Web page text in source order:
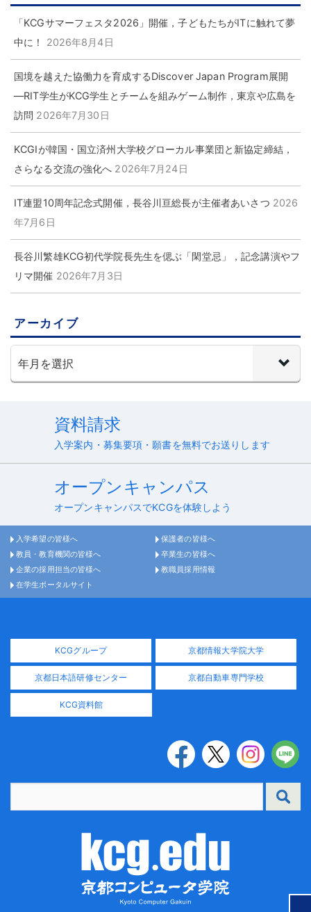
「KCGサマーフェスタ2026」開催，子どもたちがITに触れて夢
中に！
2026年8月4日
国境を越えた協働力を育成するDiscover Japan Program展開
―RIT学生がKCG学生とチームを組みゲーム制作，東京や広島を
訪問 2026年7月30日
KCGIが韓国・国立済州大学校グローカル事業団と新協定締結，
さらなる交流の強化へ 2026年7月24日
IT連盟10周年記念式開催，長谷川亘総長が主催者あいさつ 2026
年7月6日
長谷川繁雄KCG初代学院長先生を偲ぶ「閑堂忌」，記念講演やフ
リマ開催 2026年7月3日
アーカイブ
資料請求
入学案内・募集要項・願書を無料でお送りします
オープンキャンパス
オープンキャンパスでKCGを体験しよう
入学希望の皆様へ
保護者の皆様へ
教員・教育機関の皆様へ
卒業生の皆様へ
企業の採用担当の皆様へ
教職員採用情報
在学生ポータルサイト
KCGグループ 京都情報大学院大学
京都日本語研修センター 京都自動車専門学校
KCG資料館